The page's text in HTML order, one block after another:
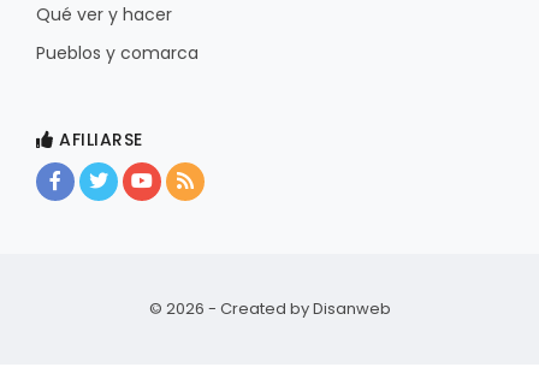
Qué ver y hacer
Pueblos y comarca
AFILIARSE
© 2026 - Created byDisanweb